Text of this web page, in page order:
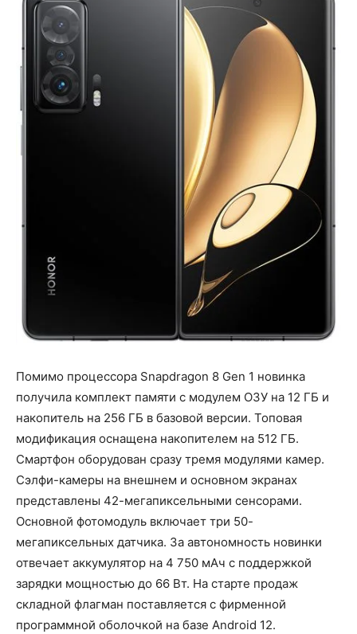
Помимо процессора Snapdragon 8 Gen 1 новинка
получила комплект памяти с модулем ОЗУ на 12 ГБ и
накопитель на 256 ГБ в базовой версии. Топовая
модификация оснащена накопителем на 512 ГБ.
Смартфон оборудован сразу тремя модулями камер.
Сэлфи-камеры на внешнем и основном экранах
представлены 42-мегапиксельными сенсорами.
Основной фотомодуль включает три 50-
мегапиксельных датчика. За автономность новинки
отвечает аккумулятор на 4 750 мАч с поддержкой
зарядки мощностью до 66 Вт. На старте продаж
складной флагман поставляется с фирменной
программной оболочкой на базе Android 12.